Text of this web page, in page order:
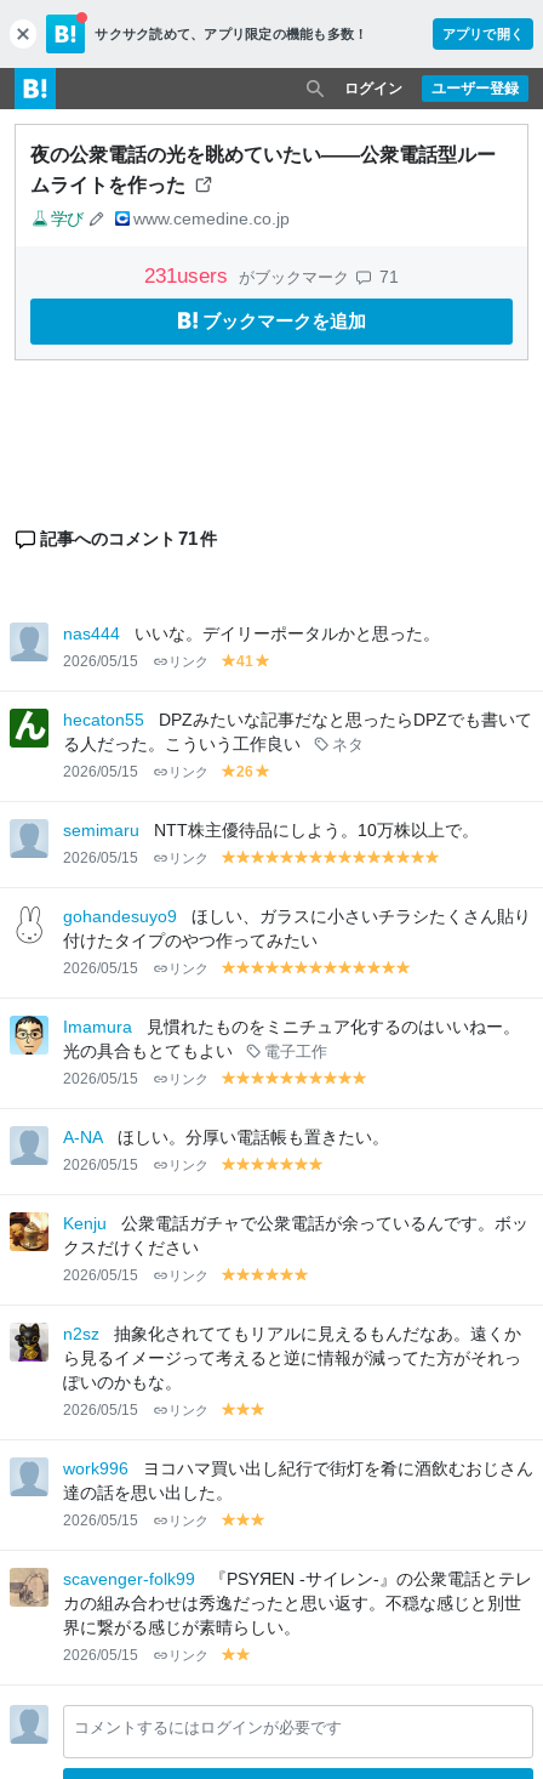
c
l
o
s
e
サクサク読めて、 アプリ限定の機能も多数！ アプリで開く
ユーザー登録
ログイン
夜の公衆電話の光を眺めていたい——公衆電話型ルー
ムライトを作った
学び www.cemedine.co.jp
231users がブックマーク 71
ブックマークを追加
記事へのコメント 71件
nas444 いいな。デイリーポータルかと思った。
2026/05/15 リンク
y
lo
w
41
lo
w
hecaton55
DPZみたいな記事だなと思ったらDPZでも書いて
る人だった。こういう工作良い
ネタ
2026/05/15 リンク
y
lo
w
26
lo
w
semimaru NTT株主優待品にしよう。10万株以上で。
2026/05/15 リンク
y
lo
w
y
lo
y
lo
w
y
lo
w
y
lo
w
y
lo
w
y
lo
w
y
lo
y
lo
y
lo
y
lo
y
lo
y
lo
y
lo lo
gohandesuyo9
ほしい、ガラスに小さいチラシたくさん貼り
付けたタイプのやつ作ってみたい
2026/05/15 リンク
y
lo
w
y
lo
w
y
lo
w
y
lo
w
y
lo
w
y
lo
w
y
lo
w
y
lo
w
y
lo
y
lo
y
lo
y
lo lo
Imamura
見慣れたものをミニチュア化するのはいいねー。
光の具合もとてもよい
電子工作
2026/05/15 リンク
y
lo
w
y
lo
w
y
lo
w
y
lo
w
y
lo
w
y
lo
w
y
lo
w
y
lo
y
lo lo
A-NA ほしい。分厚い電話帳も置きたい。
2026/05/15 リンク
y
lo
y
lo
y
lo
y
lo
y
lo
y
lolo
Kenju
公衆電話ガチャで公衆電話が余っているんです。ボッ
クスだけください
2026/05/15 リンク
y
lo
w
y
lo
w
y
lo
w
y
lo
w
y
lo
w
lo
w
n2sz
抽象化されててもリアルに見えるもんだなあ。遠くか
ら見るイメージって考えると逆に情報が減ってた方がそれっ
ぽいのかもな。
2026/05/15 リンク
y
lo
y
lolo
work996
ヨコハマ買い出し紀行で街灯を肴に酒飲むおじさん
達の話を思い出した。
2026/05/15 リンク
y
lo
w
y
lo
w
lo
scavenger-folk99
『PSYЯEN -サイレン-』の公衆電話とテレ
カの組み合わせは秀逸だったと思い返す。不穏な感じと別世
界に繋がる感じが素晴らしい。
2026/05/15 リンク
y
lo
w
lo
w
コメントするにはログインが必要です